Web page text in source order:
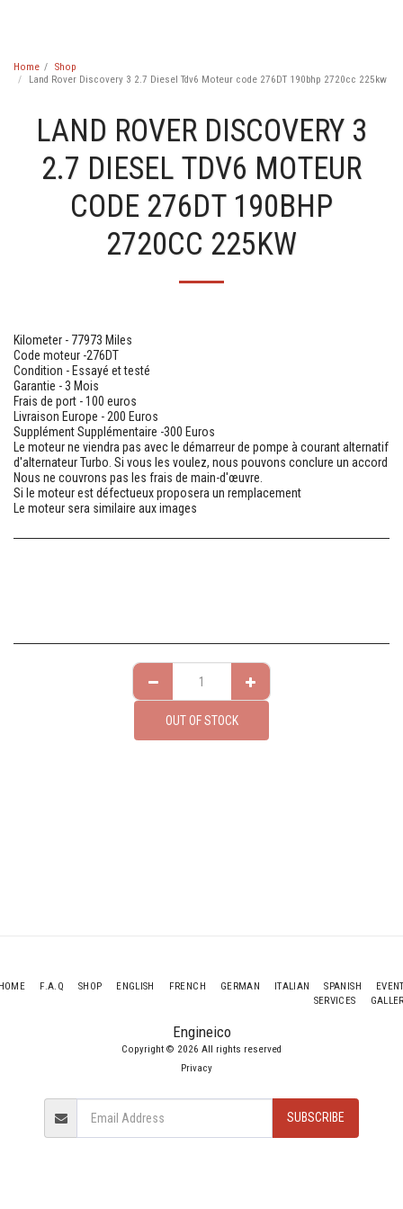
Home
Shop
Land Rover Discovery 3 2.7 Diesel Tdv6 Moteur code 276DT 190bhp 2720cc 225kw
LAND ROVER DISCOVERY 3
2.7 DIESEL TDV6 MOTEUR
CODE 276DT 190BHP
2720CC 225KW
Kilometer - 77973 Miles
Code moteur -276DT
Condition - Essayé et testé
Garantie - 3 Mois
Frais de port - 100 euros
Livraison Europe - 200 Euros
Supplément Supplémentaire -300 Euros
Le moteur ne viendra pas avec le démarreur de pompe à courant alternatif
d'alternateur Turbo. Si vous les voulez, nous pouvons conclure un accord
Nous ne couvrons pas les frais de main-d'œuvre.
Si le moteur est défectueux proposera un remplacement
Le moteur sera similaire aux images
OUT OF STOCK
Engineico
Copyright © 2026 All rights reserved
Privacy
F.A.Q SHOP ENGLISH FRENCH GERMAN ITALIAN SPANISH
SERVICES
SUBSCRIBE